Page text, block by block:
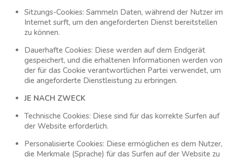
Sitzungs-Cookies: Sammeln Daten, während der Nutzer im
Internet surft, um den angeforderten Dienst bereitstellen
zu können.
Dauerhafte Cookies: Diese werden auf dem Endgerät
gespeichert, und die erhaltenen Informationen werden von
der für das Cookie verantwortlichen Partei verwendet, um
die angeforderte Dienstleistung zu erbringen.
JE NACH ZWECK
Technische Cookies: Diese sind für das korrekte Surfen auf
der Website erforderlich.
Personalisierte Cookies: Diese ermöglichen es dem Nutzer,
die Merkmale (Sprache) für das Surfen auf der Website zu